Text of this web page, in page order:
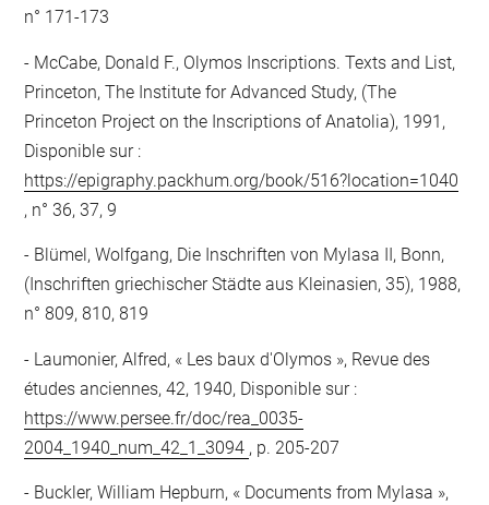
n° 171-173
McCabe, Donald F., Olymos Inscriptions. Texts and List,
Princeton, The Institute for Advanced Study, (The
Princeton Project on the Inscriptions of Anatolia), 1991,
Disponible sur :
https://epigraphy.packhum.org/book/516?location=1040
, n° 36, 37, 9
Blümel, Wolfgang, Die Inschriften von Mylasa II, Bonn,
(Inschriften griechischer Städte aus Kleinasien, 35), 1988,
n° 809, 810, 819
Laumonier, Alfred, « Les baux d'Olymos », Revue des
études anciennes, 42, 1940, Disponible sur :
https://www.persee.fr/doc/rea_0035-
2004_1940_num_42_1_3094 , p. 205-207
Buckler, William Hepburn, « Documents from Mylasa »,